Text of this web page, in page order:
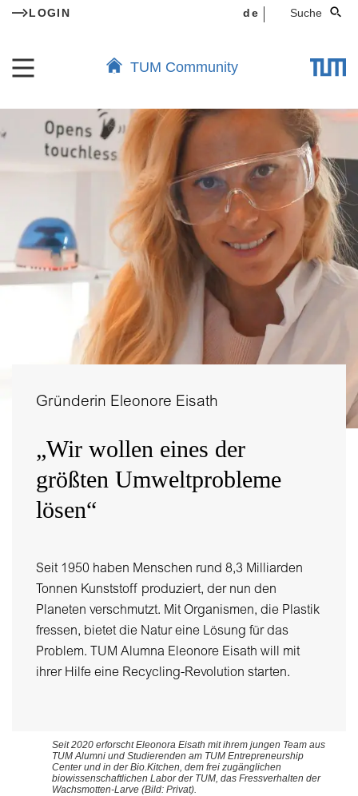
LOGIN de Suche
TUM Community
Gründerin Eleonore Eisath
„Wir wollen eines der
größten Umweltprobleme
lösen“
Seit 1950 haben Menschen rund 8,3 Milliarden
Tonnen Kunststoff produziert, der nun den
Planeten verschmutzt. Mit Organismen, die Plastik
fressen, bietet die Natur eine Lösung für das
Problem. TUM Alumna Eleonore Eisath will mit
ihrer Hilfe eine Recycling-Revolution starten.
Seit 2020 erforscht Eleonora Eisath mit ihrem jungen Team aus
TUM Alumni und Studierenden am TUM Entrepreneurship
Center und in der Bio.Kitchen, dem frei zugänglichen
biowissenschaftlichen Labor der TUM, das Fressverhalten der
Wachsmotten-Larve (Bild: Privat).